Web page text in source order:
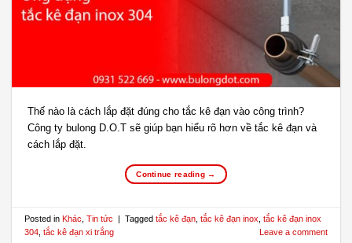
Thế nào là cách lắp đặt đúng cho tắc kê đạn vào công trình?
Công ty bulong D.O.T sẽ giúp bạn hiểu rõ hơn về tắc kê đạn và
cách lắp đặt.
Continue reading →
Posted in Khác Tin tức | Tagged tắc kê đạn, tắc kê đạn inox tắc kê đạn inox
304, tắc kê đạn xi trắng Leave a comment